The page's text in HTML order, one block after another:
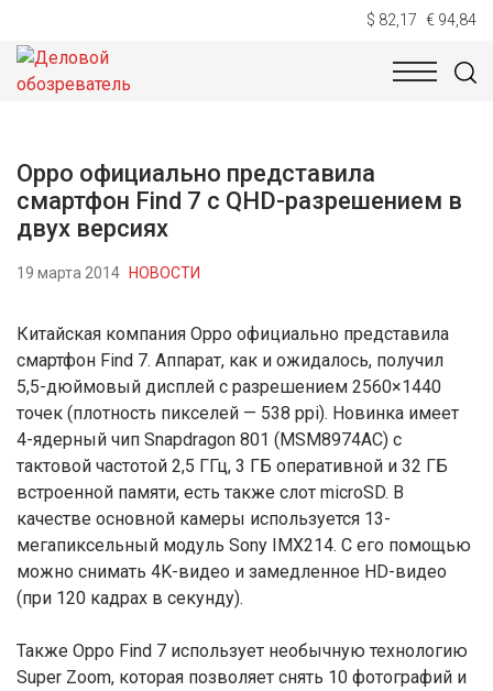
$ 82,17 € 94,84
НОВОСТИ
Oppo официально представила
смартфон Find 7 с QHD-разрешением в
двух версиях
19 марта 2014 НОВОСТИ
Китайская компания Oppo официально представила
смартфон Find 7. Аппарат, как и ожидалось, получил
5,5-дюймовый дисплей с разрешением 2560×1440
точек (плотность пикселей — 538 ppi). Новинка имеет
4-ядерный чип Snapdragon 801 (MSM8974AC) с
тактовой частотой 2,5 ГГц, 3 ГБ оперативной и 32 ГБ
встроенной памяти, есть также слот microSD. В
качестве основной камеры используется 13-
мегапиксельный модуль Sony IMX214. С его помощью
можно снимать 4K-видео и замедленное HD-видео
(при 120 кадрах в секунду).
Также Oppo Find 7 использует необычную технологию
Super Zoom, которая позволяет снять 10 фотографий и